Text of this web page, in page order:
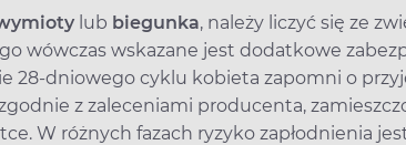
lub biegunka, należy liczyć się ze
wówczas wskazane jest dodatkowe
28-dniowego cyklu kobieta zapomni o
z zaleceniami producenta,
W różnych fazach ryzyko zapłodnienia